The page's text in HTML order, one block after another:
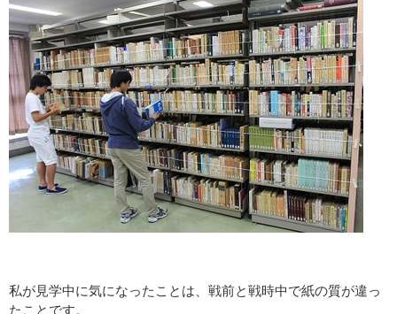
私が見学中に気になったことは、戦前と戦時中で紙の質が違っ
たことです。